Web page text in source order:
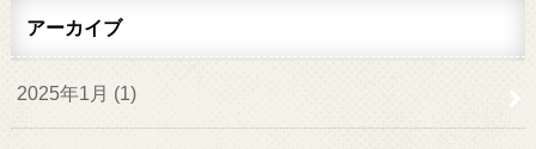
アーカイブ
2025年1月 (1)